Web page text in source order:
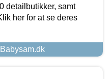
detailbutikker, samt
her for at se deres